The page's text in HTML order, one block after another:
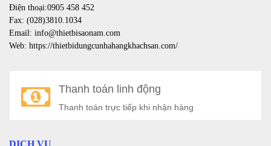
Điện thoại:0905 458 452
Fax: (028)3810.1034
Email: info@thietbisaonam.com
Web: https://thietbidungcunhahangkhachsan.com/
Thanh toán linh động
Thanh toán trực tiếp khi nhận hàng
DỊCH VỤ